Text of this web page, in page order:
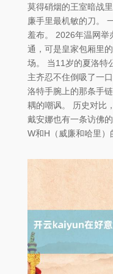
莫得硝烟的王室暗战
廉手里最机敏的刀。
羞布。 2026年温网举
通，可是皇家包厢里
场。 当11岁的夏洛特
主齐忍不住倒吸了一
洛特手腕上的那条手
耦的嘲讽。 历史对比
戴安娜也有一条访佛
W和H（威廉和哈里）